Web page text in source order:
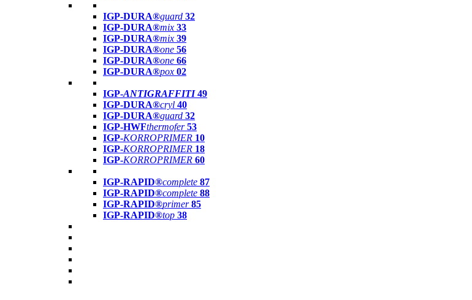
IGP-DURA®guard 32
IGP-DURA®mix 33
IGP-DURA®mix 39
IGP-DURA®one 56
IGP-DURA®one 66
IGP-DURA®pox 02
IGP-ANTIGRAFFITI49
IGP-DURA®cryl 40
IGP-DURA®guard 32
IGP-HWFthermofer 53
IGP-KORROPRIMER 10
IGP-KORROPRIMER 18
IGP-KORROPRIMER 60
IGP-RAPID®complete 87
IGP-RAPID®complete 88
IGP-RAPID®primer 85
IGP-RAPID®top 38